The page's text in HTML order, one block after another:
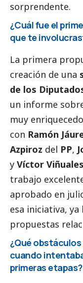
sorprendente.
¿Cuál fue el
que te
La primera
creación de una
de los
un informe
muy
con Ramón
Azpiroz del PP,
y Víctor Viñuales
trabajo
aprobado en
esa iniciativa,
propuestas
¿Qué
cuando
primeras etapas?